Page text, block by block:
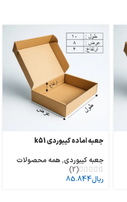
جعبه اماده کیبوردی k51
جعبه کیبوردی,همه محصولات
(2)
ریال85.844